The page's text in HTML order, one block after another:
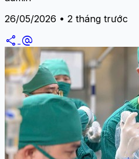
26/05/2026 • 2 tháng trước
share alternate_email